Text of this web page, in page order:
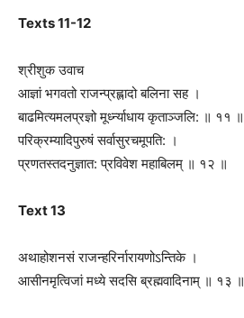
Texts 11-12
श्रीशुक उवाच
आज्ञां भगवतो राजन्प्रह्लादो बलिना सह ।
बाढमित्यमलप्रज्ञो मूर्ध्‍न्याधाय कृताञ्जलि: ॥ ११ ॥
परिक्रम्यादिपुरुषं सर्वासुरचमूपति: ।
प्रणतस्तदनुज्ञात: प्रविवेश महाबिलम् ॥ १२ ॥
Text 13
अथाहोशनसं राजन्हरिर्नारायणोऽन्तिके ।
आसीनमृत्विजां मध्ये सदसि ब्रह्मवादिनाम् ॥ १३ ॥